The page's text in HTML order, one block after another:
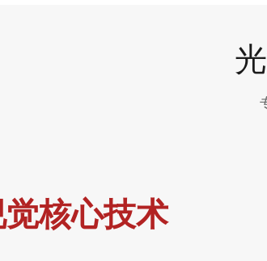
核心技术